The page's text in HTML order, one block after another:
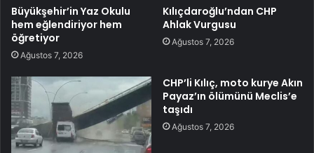
Büyükşehir’in Yaz Okulu
hem eğlendiriyor hem
öğretiyor
Ağustos 7, 2026
Kılıçdaroğlu’ndan CHP
Ahlak Vurgusu
Ağustos 7, 2026
CHP’li Kılıç, moto kurye Akın
Payaz’ın ölümünü Meclis’e
taşıdı
Ağustos 7, 2026